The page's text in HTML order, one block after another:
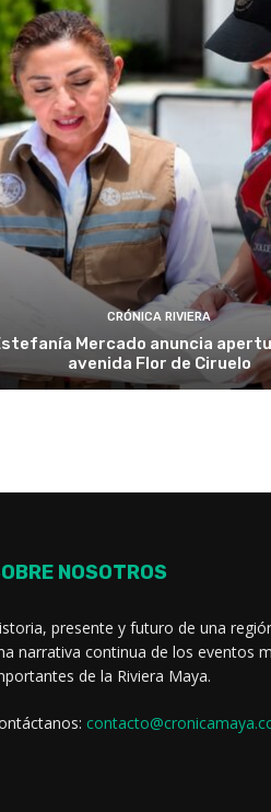
CRÓNICA RIVIERA
Mercado anuncia
avenida Flor de Ciruelo
NOSOTROS
presente y futuro de una
narrativa continua de los eventos
de la Riviera Maya.